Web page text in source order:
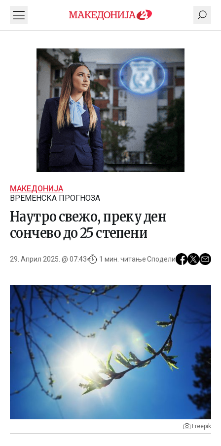
МАКЕДОНИЈА
ВРЕМЕНСКА ПРОГНОЗА
Наутро свежо, преку ден
сончево до 25 степени
29. Април 2025. @ 07:43 1 мин. читањеСподели
Freepik